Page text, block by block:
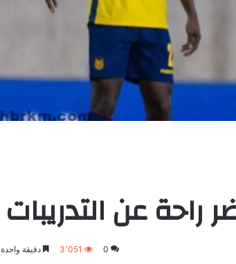
راحة عن التدريبات
0 3٬051 دقيقة واحدة